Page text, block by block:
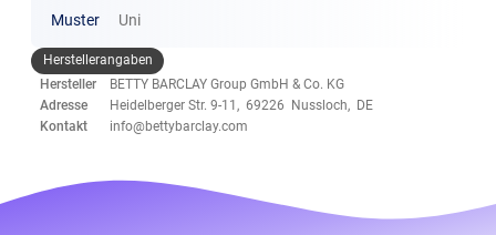
Muster Uni
Herstellerangaben
Hersteller
BETTY BARCLAY Group GmbH & Co. KG
Adresse
Heidelberger Str. 9-11, 69226 Nussloch, DE
Kontakt
info@bettybarclay.com